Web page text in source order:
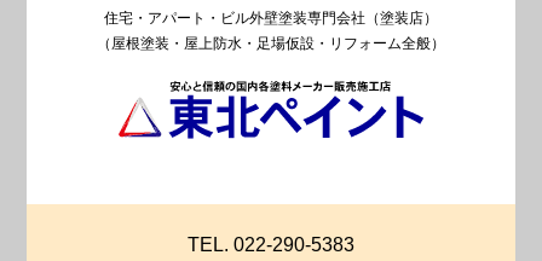
住宅・アパート・ビル外壁塗装専門会社（塗装店）
（屋根塗装・屋上防水・足場仮設・リフォーム全般）
TEL. 022-290-5383